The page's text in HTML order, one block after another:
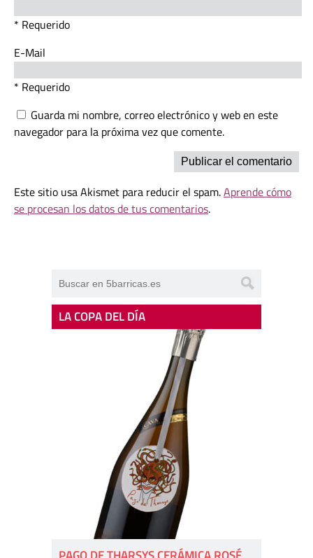
* Requerido
E-Mail
* Requerido
Guarda mi nombre, correo electrónico y web en este
navegador para la próxima vez que comente.
Este sitio usa Akismet para reducir el spam.Aprende cómo
se procesan los datos de tus comentarios.
LA COPA DEL DÍA